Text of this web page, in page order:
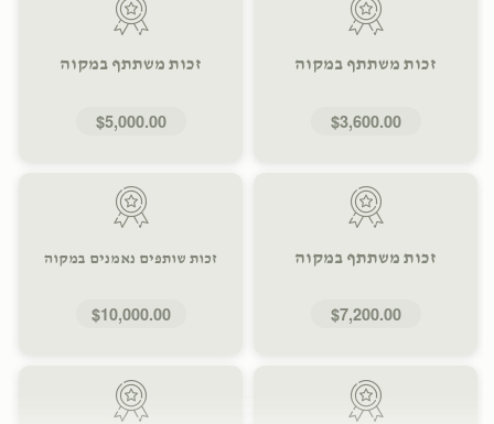
זכות משתתף במקוה
$3,600.00
זכות משתתף במקוה
$5,000.00
זכות משתתף במקוה
$7,200.00
זכות שותפים נאמנים במקוה
$10,000.00